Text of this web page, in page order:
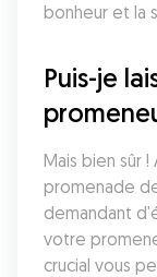
bonheur et la
Puis-je
Mais bien sûr
promenade
demandant
votre
crucial vous